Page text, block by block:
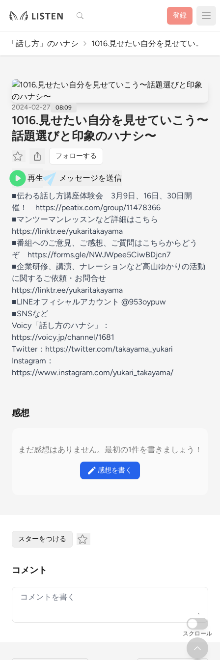
検索 登録
「話し方」のハナシ 1016.見せたい自分を見せてい..
2024-02-27 08:09
1016.見せたい自分を見せていこう〜
話題選びと印象のハナシ〜
フォローする
再生
メッセージを送信
■伝わる話し方講座体験会 3月9日、16日、30日開
催！ https://peatix.com/group/11478366
■マンツーマンレッスンなど詳細はこちら
https://linktr.ee/yukaritakayama
■番組へのご意見、ご感想、ご質問はこちらからどう
ぞ https://forms.gle/NWJWpee5CiwBDjcn7
■企業研修、講演、ナレーションなど高山ゆかりの活動
に関するご依頼・お問合せ
https://linktr.ee/yukaritakayama
■LINEオフィシャルアカウント @953oypuw
■SNSなど
Voicy「話し方のハナシ」：
https://voicy.jp/channel/1681
Twitter：https://twitter.com/takayama_yukari
Instagram：
https://www.instagram.com/yukari_takayama/
感想
まだ感想はありません。最初の1件を書きましょう！
感想を書く
スターをつける
コメント
Your comment
スクロール